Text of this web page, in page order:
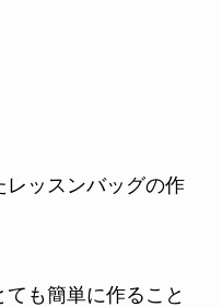
レッスンバッグの作
も簡単に作ること